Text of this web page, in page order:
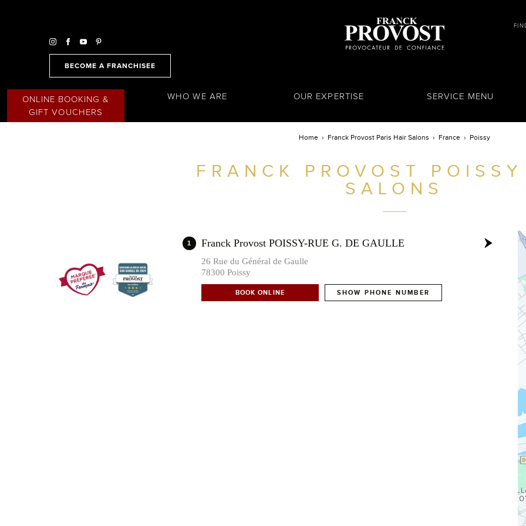
Home Franck Provost Paris Hair Salons France Poissy
FRANCK PROVOST
SALONS
1 Franck Provost POISSY-RUE G. DE GAULLE
26 Rue du Général de Gaulle
78300 Poissy
BOOK ONLINE SHOW PHONE NUMBER
BECOME A FRANCHISEE
ONLINE BOOKING &
GIFT VOUCHERS
WHO WE ARE OUR EXPERTISE SERVICE MENU